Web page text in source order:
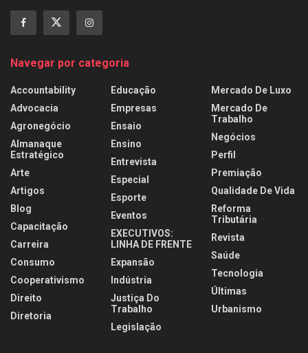
Navegar por categoria
Accountability
Advocacia
Agronegócio
Almanaque
Estratégico
Arte
Artigos
Blog
Capacitação
Carreira
Consumo
Cooperativismo
Direito
Diretoria
Educação
Empresas
Ensaio
Ensino
Entrevista
Especial
Esporte
Eventos
EXECUTIVOS:
LINHA DE FRENTE
Expansão
Indústria
Justiça Do
Trabalho
Legislação
Mercado De Luxo
Mercado De
Trabalho
Negócios
Perfil
Premiação
Qualidade De Vida
Reforma
Tributária
Revista
Saúde
Tecnologia
Últimas
Urbanismo